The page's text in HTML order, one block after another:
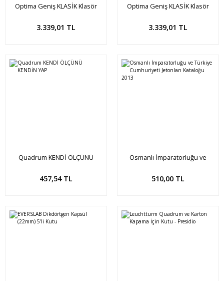
Optima Geniş KLASİK Klasör
3.339,01 TL
Sepete Ekle
Optima Geniş KLASİK Klasör
3.339,01 TL
Sepete Ekle
Quadrum KENDİ ÖLÇÜNÜ
457,54 TL
Sepete Ekle
Osmanlı İmparatorluğu ve
Kataloğu 2013
510,00 TL
Sepete Ekle